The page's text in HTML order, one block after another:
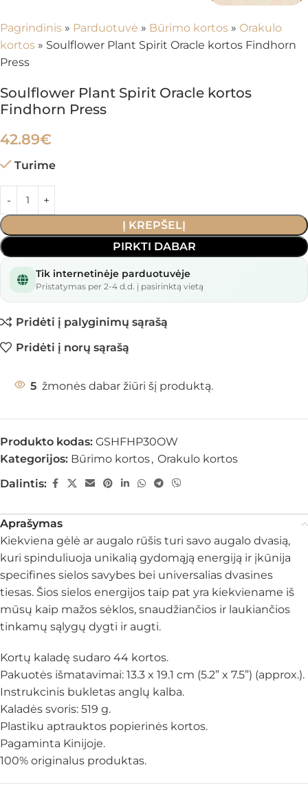
Pagrindinis » Parduotuvė » Būrimo kortos » Orakulo
kortos » Soulflower Plant Spirit Oracle kortos Findhorn
Press
Soulflower Plant Spirit Oracle kortos
Findhorn Press
42.89€
Turime
Į KREPŠELĮ
PIRKTI DABAR
Tik internetinėje parduotuvėje
Pristatymas per 2-4 d.d. į pasirinktą vietą
Pridėti į palyginimų sąrašą
Pridėti į norų sąrašą
5 žmonės dabar žiūri šį produktą.
Produkto kodas: GSHFHP30OW
Kategorijos: Būrimo kortos, Orakulo kortos
Dalintis:
Aprašymas
Kiekviena gėlė ar augalo rūšis turi savo augalo dvasią,
kuri spinduliuoja unikalią gydomąją energiją ir įkūnija
specifines sielos savybes bei universalias dvasines
tiesas. Šios sielos energijos taip pat yra kiekviename iš
mūsų kaip mažos sėklos, snaudžiančios ir laukiančios
tinkamų sąlygų dygti ir augti.
Kortų kaladę sudaro 44 kortos.
Pakuotės išmatavimai: 13.3 x 19.1 cm (5.2” x 7.5”) (approx.).
Instrukcinis bukletas anglų kalba.
Kaladės svoris: 519 g.
Plastiku aptrauktos popierinės kortos.
Pagaminta Kinijoje.
100% originalus produktas.